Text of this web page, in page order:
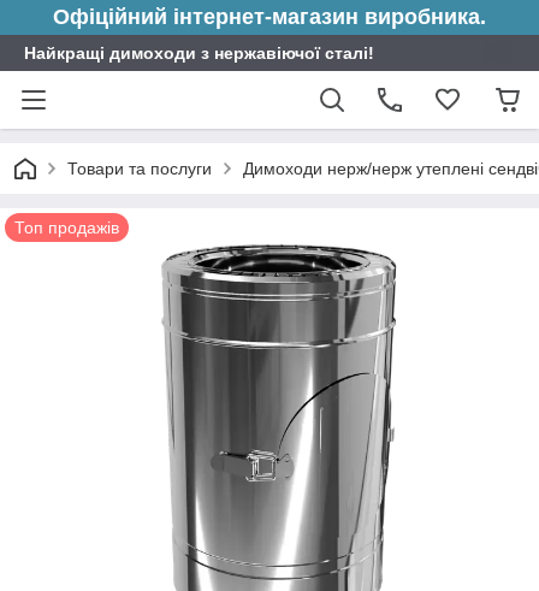
Офіційний інтернет-магазин виробника.
Найкращі димоходи з нержавіючої сталі!
Товари та послуги Димоходи нерж/нерж утеплені
Топ продажів